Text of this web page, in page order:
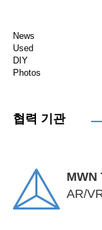
News
Used
DIY
Photos
협력 기관
MWN
AR/